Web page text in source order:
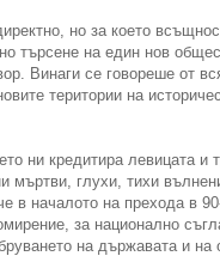
но за което
търсене на един нов
Винаги се говореше от
територии на
ни кредитира левицата и
мъртви, глухи, тихи
началото на прехода в
за национално
на държавата и